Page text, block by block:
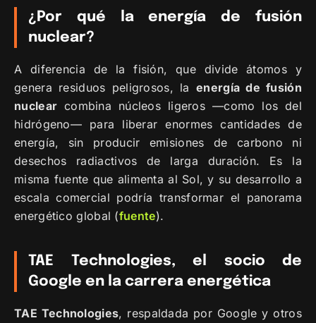
¿Por qué la energía de fusión
nuclear?
A diferencia de la fisión, que divide átomos y
genera residuos peligrosos, laenergía de fusión
nuclear combina núcleos ligeros —como los del
hidrógeno— para liberar enormes cantidades de
energía, sin producir emisiones de carbono ni
desechos radiactivos de larga duración. Es la
misma fuente que alimenta al Sol, y su desarrollo a
escala comercial podría transformar el panorama
energético global (fuente).
TAE Technologies, el socio de
Google en la carrera energética
TAE Technologies, respaldada por Google y otros